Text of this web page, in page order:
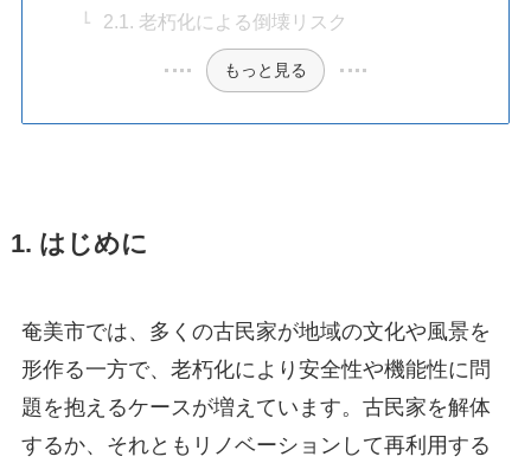
2.1. 老朽化による倒壊リスク
もっと見る
1. はじめに
奄美市では、多くの古民家が地域の文化や風景を
形作る一方で、老朽化により安全性や機能性に問
題を抱えるケースが増えています。古民家を解体
するか、それともリノベーションして再利用する